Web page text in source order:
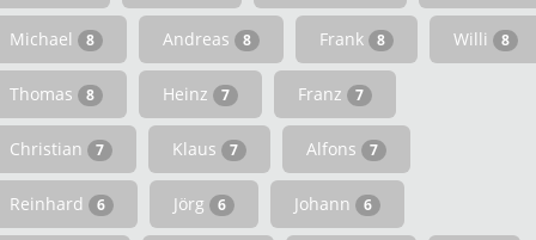
Michael 8 Andreas 8 Frank 8 Willi 8
Thomas 8 Heinz 7 Franz 7
Christian 7 Klaus 7 Alfons 7
Reinhard 6 Jörg 6 Johann 6